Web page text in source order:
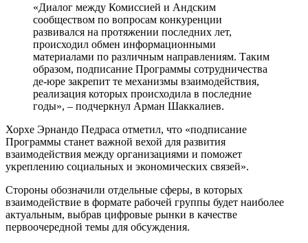
«Диалог между Комиссией и Андским
сообществом по вопросам конкуренции
развивался на протяжении последних лет,
происходил обмен информационными
материалами по различным направлениям. Таким
образом, подписание Программы сотрудничества
де-юре закрепит те механизмы взаимодействия,
реализация которых происходила в последние
годы», – подчеркнул Арман Шаккалиев.
Хорхе Эрнандо Педраса отметил, что «подписание
Программы станет важной вехой для развития
взаимодействия между организациями и поможет
укреплению социальных и экономических связей».
Стороны обозначили отдельные сферы, в которых
взаимодействие в формате рабочей группы будет наиболее
актуальным, выбрав цифровые рынки в качестве
первоочередной темы для обсуждения.